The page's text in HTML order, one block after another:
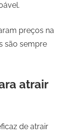
preços na
são sempre
atrair
de atrair